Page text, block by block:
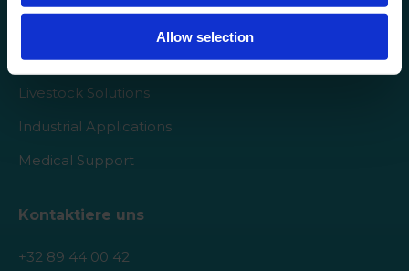
Allow selection
Agro Solutions
Livestock Solutions
Industrial Applications
Medical Support
Kontaktiere uns
+32 89 44 00 42